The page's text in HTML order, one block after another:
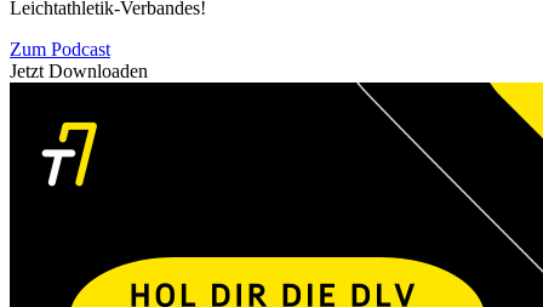
Leichtathletik-Verbandes!
Zum Podcast
Jetzt Downloaden